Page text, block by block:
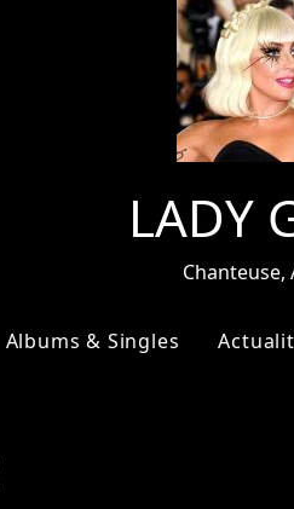
LADY
Chanteuse,
Albums & Singles